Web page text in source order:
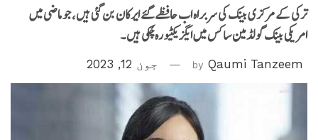
ترکی کے مرکزی بینک کی سربراہ اب حافظے گئے ایرکان بن گئی ہیں، جو ماضی میں
امریکی بینک گولڈمین ساکس میں ایگزیکٹیو رہ چُکی ہیں۔
by Qaumi Tanzeem جون 12, 2023